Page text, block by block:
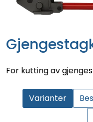
For kutting av
Varianter